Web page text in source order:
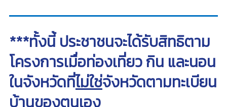
***ทั้งนี้ ประชาชนจะได้รับสิทธิตาม
โครงการเมื่อท่องเที่ยว กิน และนอน
ในจังหวัดที่ไม่ใช่จังหวัดตามทะเบียน
บ้านของตนเอง